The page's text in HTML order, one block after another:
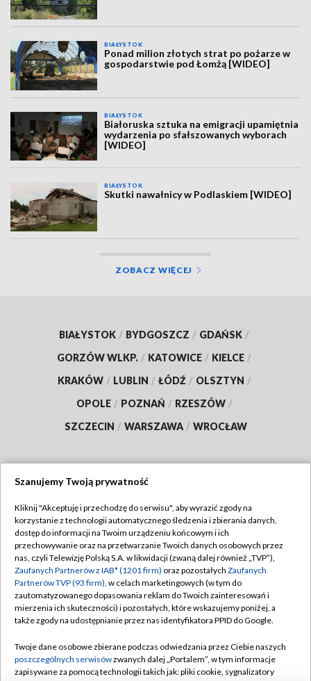
BIAŁYSTOK
Ponad milion złotych strat po pożarze w
gospodarstwie pod Łomżą [WIDEO]
BIAŁYSTOK
Białoruska sztuka na emigracji upamiętnia
wydarzenia po sfałszowanych wyborach
[WIDEO]
BIAŁYSTOK
Skutki nawałnicy w Podlaskiem [WIDEO]
ZOBACZ WIĘCEJ
BIAŁYSTOK / BYDGOSZCZ / GDAŃSK /
GORZÓW WLKP. / KATOWICE / KIELCE /
KRAKÓW / LUBLIN / ŁÓDŹ / OLSZTYN /
OPOLE / POZNAŃ / RZESZÓW /
SZCZECIN / WARSZAWA / WROCŁAW
TVP
Abonament TVP
Emisja w TVP
Centrum informacji TVP
Naziemna Telewizja Cyfrowa
Rada Programowa
Regulamin TVP
Polityka prywatności
Moje zgody
Pomoc
Kontakt
Szanujemy Twoją prywatność
Kliknij "Akceptuję i przechodzę do serwisu", aby wyrazić zgody na
korzystanie z technologii automatycznego śledzenia i zbierania danych,
dostęp do informacji na Twoim urządzeniu końcowym i ich
przechowywanie oraz na przetwarzanie Twoich danych osobowych przez
nas, czyli Telewizję Polską S.A. w likwidacji (zwaną dalej również „TVP”),
Zaufanych Partnerów z IAB* (1201 firm) oraz pozostałych Zaufanych
Partnerów TVP (93 firm), w celach marketingowych (w tym do
zautomatyzowanego dopasowania reklam do Twoich zainteresowań i
mierzenia ich skuteczności) i pozostałych, które wskazujemy poniżej, a
także zgody na udostępnianie przez nas identyfikatora PPID do Google.
Twoje dane osobowe zbierane podczas odwiedzania przez Ciebie naszych
poszczególnych serwisówzwanych dalej „Portalem”, w tym informacje
zapisywane za pomocą technologii takich jak: pliki cookie, sygnalizatory